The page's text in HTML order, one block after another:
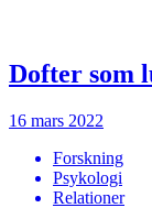
Dofter som
16 mars 2022
Forskning
Psykologi
Relationer